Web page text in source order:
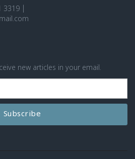
|
new articles in your email.
Subscribe